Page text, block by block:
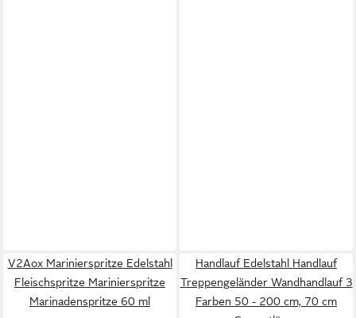
V2Aox Marinierspritze Edelstahl
Fleischspritze Marinierspritze
Marinadenspritze 60 ml
Handlauf Edelstahl Handlauf
Treppengeländer Wandhandlauf 3
Farben 50 - 200 cm, 70 cm